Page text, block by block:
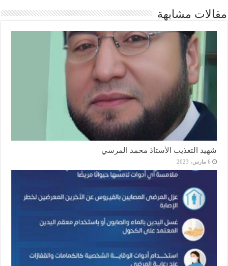
مقالات مشابهة
شهيد التعذيب الأستاذ محمد المرسي
6 مارس، 2023